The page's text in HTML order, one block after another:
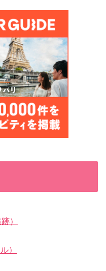
）
）